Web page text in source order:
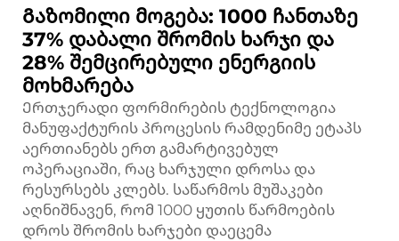
Გაზომილი მოგება: 1000 ჩანთაზე
37% დაბალი შრომის ხარჯი და
28% შემცირებული ენერგიის
მოხმარება
Ერთჯერადი ფორმირების ტექნოლოგია
მანუფაქტურის პროცესის რამდენიმე ეტაპს
აერთიანებს ერთ გამარტივებულ
ოპერაციაში, რაც ხარჯული დროსა და
რესურსებს კლებს. საწარმოს მუშაკები
აღნიშნავენ, რომ 1000 ყუთის წარმოების
დროს შრომის ხარჯები დაეცემა